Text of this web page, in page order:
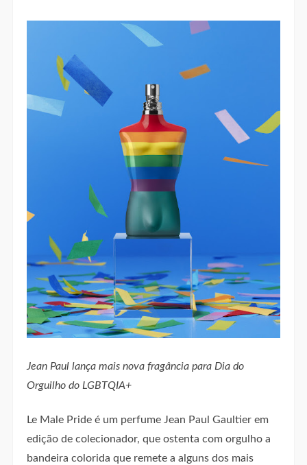
Jean Paul lança mais nova fragância para Dia do
Orguilho do LGBTQIA+
Le Male Pride é um perfume Jean Paul Gaultier em
edição de colecionador, que ostenta com orgulho a
bandeira colorida que remete a alguns dos mais